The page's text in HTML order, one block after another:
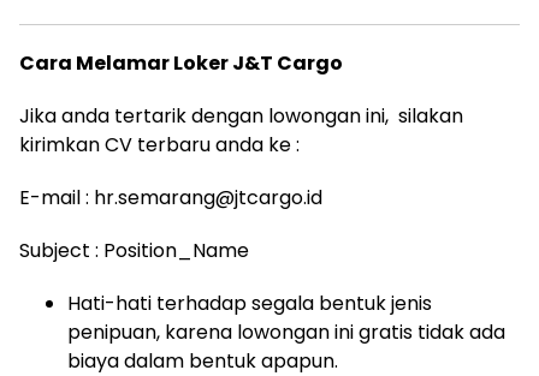
Cara Melamar Loker J&T Cargo
Jika anda tertarik dengan lowongan ini, silakan
kirimkan CV terbaru anda ke :
E-mail : hr.semarang@jtcargo.id
Subject : Position_Name
Hati-hati terhadap segala bentuk jenis
penipuan, karena lowongan ini gratis tidak ada
biaya dalam bentuk apapun.